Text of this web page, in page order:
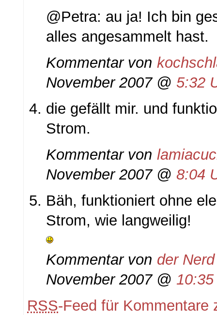
@Petra: au ja! Ich bin
alles angesammelt hast.
Kommentar von
November 2007 @ 5:32
die gefällt mir. und
Strom.
Kommentar von
November 2007 @ 8:04
Bäh, funktioniert ohne
Strom, wie langweilig!
Kommentar von der
November 2007 @
RSS-Feed für Kommentare